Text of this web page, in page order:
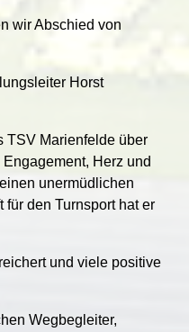
wir Abschied von
Horst
TSV Marienfelde über
Herz und
unermüdlichen
den Turnsport hat er
und viele positive
Wegbegleiter,